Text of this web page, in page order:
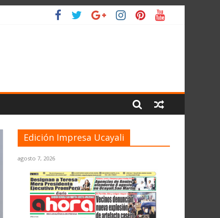
Edición Impresa Ucayali
agosto 7, 2026